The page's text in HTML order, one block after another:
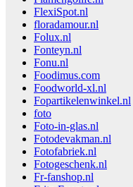
FlexiSpot.nl
floradamour.nl
Folux.nl
Fonteyn.nl
Fonu.nl
Foodimus.com
Foodworld-xl.nl
Fopartikelenwinkel.nl
foto
Foto-in-glas.nl
Fotodevakman.nl
Fotofabriek.nl
Fotogeschenk.nl
Fr-fanshop.nl